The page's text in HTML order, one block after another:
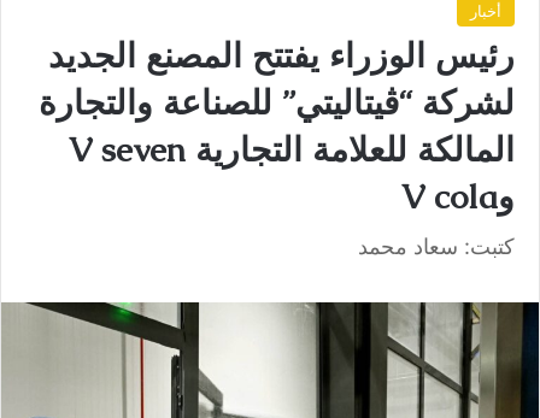
أخبار
رئيس الوزراء يفتتح المصنع الجديد
لشركة “ڤيتاليتي” للصناعة والتجارة
المالكة للعلامة التجارية V seven
وV cola
كتبت: سعاد محمد